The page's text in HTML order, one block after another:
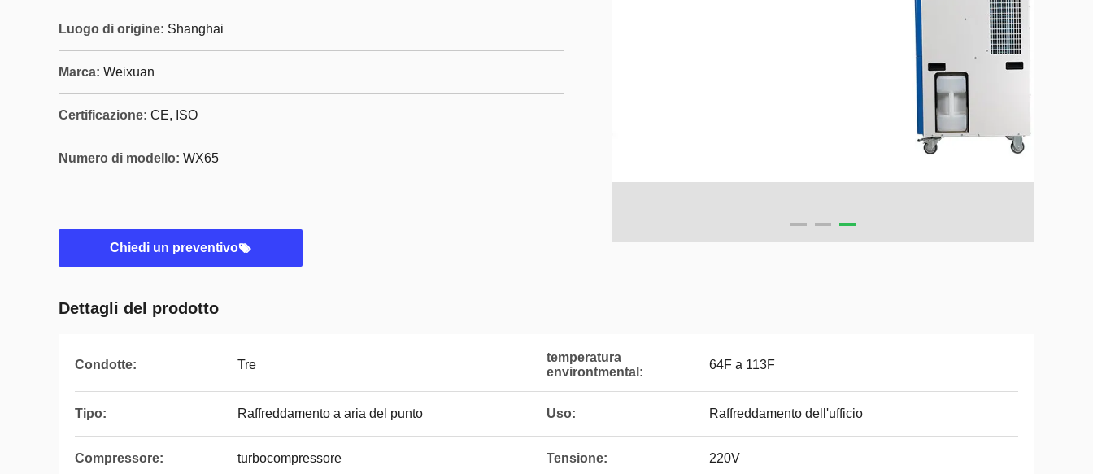
Luogo di origine: Shanghai
Marca: Weixuan
Certificazione: CE, ISO
Numero di modello: WX65
Chiedi un preventivo
Dettagli del prodotto
Condotte: Tre
temperatura
environtmental:
64F a 113F
Tipo: Raffreddamento a aria del punto Uso: Raffreddamento dell'ufficio
Compressore: turbocompressore Tensione: 220V